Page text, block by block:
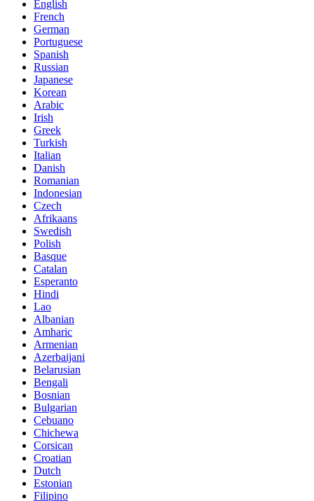
English
French
German
Portuguese
Spanish
Russian
Japanese
Korean
Arabic
Irish
Greek
Turkish
Italian
Danish
Romanian
Indonesian
Czech
Afrikaans
Swedish
Polish
Basque
Catalan
Esperanto
Hindi
Lao
Albanian
Amharic
Armenian
Azerbaijani
Belarusian
Bengali
Bosnian
Bulgarian
Cebuano
Chichewa
Corsican
Croatian
Dutch
Estonian
Filipino